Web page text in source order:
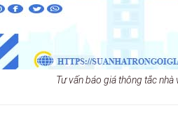
Tư vấn báo giá thông tắc nhà